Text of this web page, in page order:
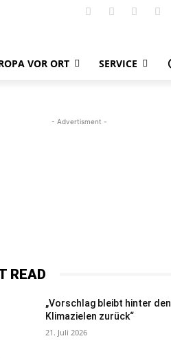
VOR ORT SERVICE
- Advertisment -
READ
„Vorschlag bleibt hinter den
Klimazielen zurück“
21. Juli 2026